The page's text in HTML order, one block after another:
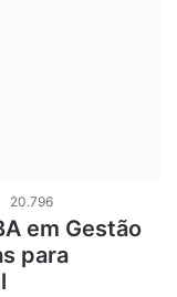
20.796
em Gestão
para